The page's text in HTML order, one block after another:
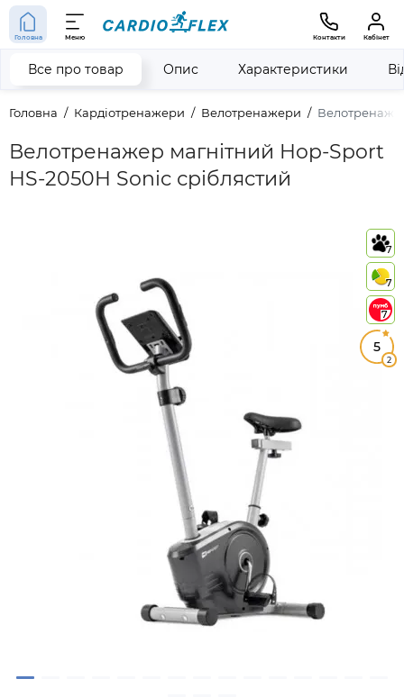
Головна Меню Контакти Кабінет
Головна Кардіотренажери Велотренажери
Велотренажер магнітний Hop-Sport
HS-2050H Sonic сріблястий
Все про товар Опис Характеристики
7
7
7
5
2